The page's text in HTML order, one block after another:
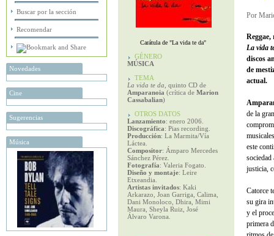
Buscar por la sección
Recomendar
Novedades
Cine
Sugerencias
Música
Carátula de "La vida te da"
GÉNERO
MÚSICA
TEMA
La vida te da , quinto CD de
Amparanoia (crítica de Marion
Cassabalian)
OTROS DATOS
Lanzamiento: enero 2006.
Discográfica: Pias recording.
Producción: La Marmita/Vía
Láctea.
Compositor: Ámparo Mercedes
Sánchez Pérez.
Fotografía: Valeria Fogato.
Diseño y montaje: Leire
Etxeandia.
Artistas invitados: Kaki
Arkarazo, Joan Garriga, Calima,
Dani Monoloco, Dhira, Mimi
Maura, Sheyla Ruiz, José
Álvaro Varona.
Por
La vida
discos
de
actual.
de la
este
sociedad
justicia,
Catorce
su gira
y el
primera